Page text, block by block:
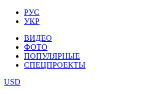
РУС
УКР
ВИДЕО
ФОТО
ПОПУЛЯРНЫЕ
СПЕЦПРОЕКТЫ
USD